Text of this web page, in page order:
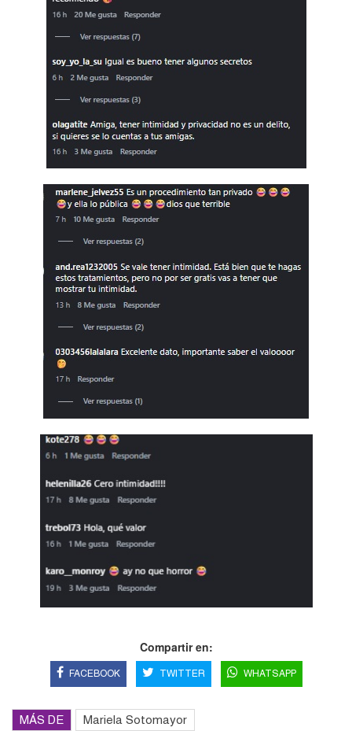
Compartir en:
FACEBOOK TWITTER WHATSAPP
MÁS DE Mariela Sotomayor